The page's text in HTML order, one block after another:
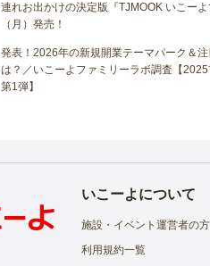
連れお出かけの決定版『TJMOOK いこー
（月）発売！
発表！2026年の新規開業テーマパーク＆
は？／いこーよファミリーラボ調査【
第1弾】
いこーよについて
施設・イベント運営者の方
利用規約一覧